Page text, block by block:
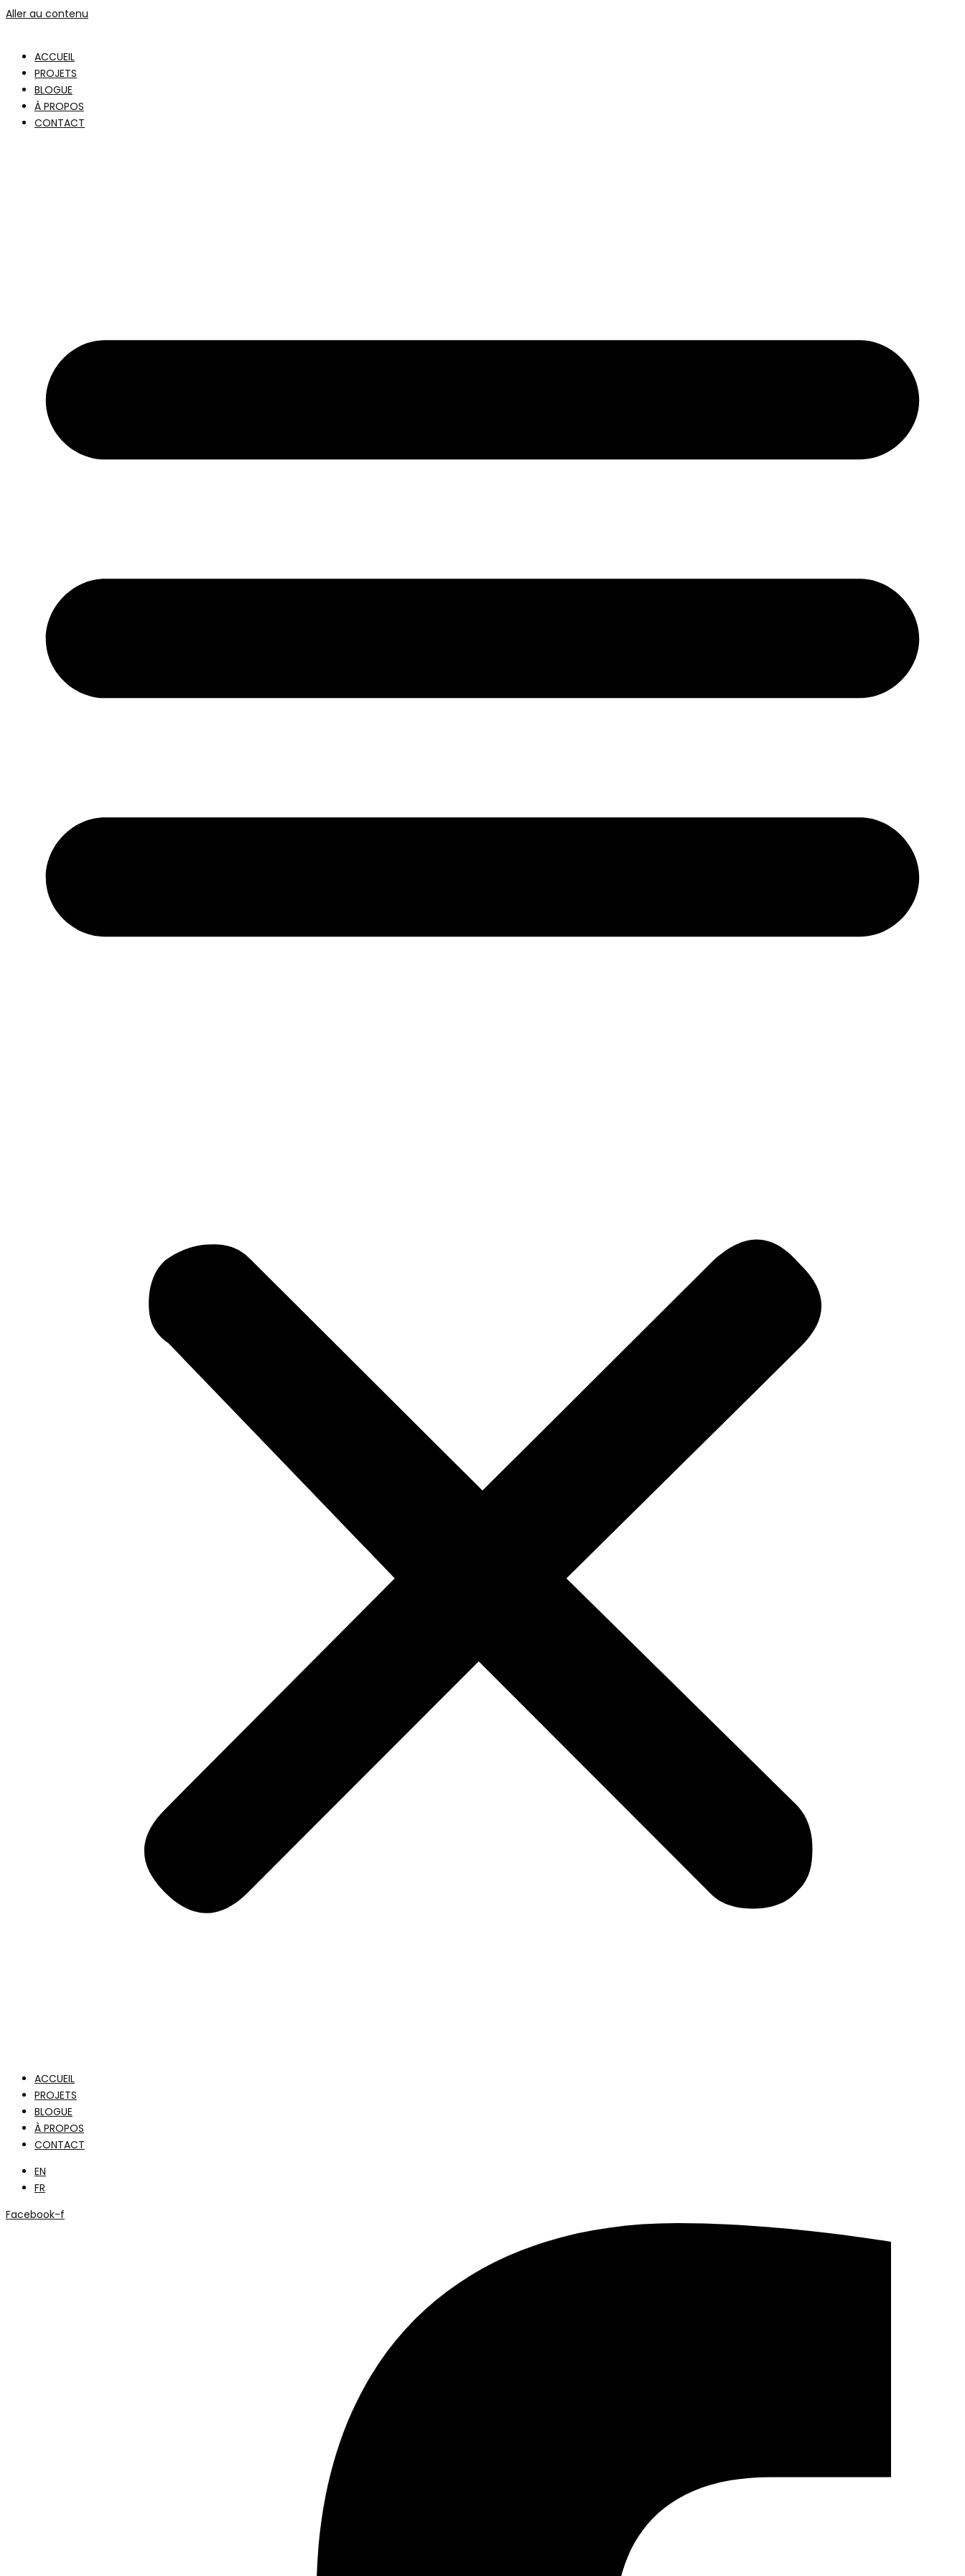
Aller au contenu
ACCUEIL
PROJETS
BLOGUE
À PROPOS
CONTACT
ACCUEIL
PROJETS
BLOGUE
À PROPOS
CONTACT
EN
FR
Facebook-f